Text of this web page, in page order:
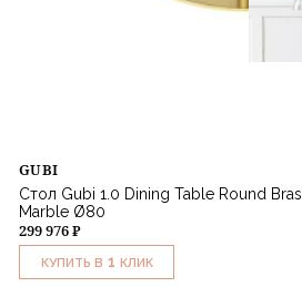
GUBI
Стол Gubi 1.0 Dining Table Round
Marble Ø80
299 976 ₽
КУПИТЬ В 1 КЛИК